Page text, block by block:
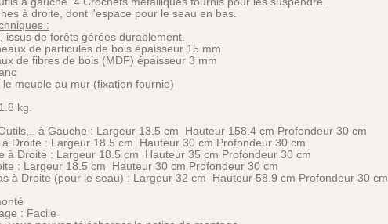
à droite, dont l'espace pour le seau en bas.
:
issus de forêts gérées durablement.
de particules de bois épaisseur 15 mm
de fibres de bois (MDF) épaisseur 3 mm
meuble au mur (fixation fournie)
kg.
à Gauche : Largeur 13.5 cm Hauteur 158.4 cm Profondeur 30 cm
Droite : Largeur 18.5 cm Hauteur 30 cm Profondeur 30 cm
à Droite : Largeur 18.5 cm Hauteur 35 cm Profondeur 30 cm
: Largeur 18.5 cm Hauteur 30 cm Profondeur 30 cm
à Droite (pour le seau) : Largeur 32 cm Hauteur 58.9 cm Profondeur 30 cm
: Facile